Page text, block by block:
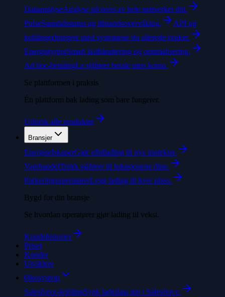
DataanalyseAnalyse på tvers av hele nettverket ditt.
PulseSanntidsstatus og tilstandsovervåking.
API og
koblingerIntegrer med systemene du allerede bruker.
EnergistyringSmart lasthåndtering og optimalisering.
Ad hoc-betalingLa sjåfører betale uten konto.
Se plattformen i praksis
Én plattform bak lading som bare fungerer.
Utforsk alle produkter
Bransjer
EnergiselskaperGjør elbillading til nye inntekter.
VarehandelTrekk sjåfører til lokasjonene dine.
ParkeringsoperatørerLegg lading til hver plass.
Bygd for din bransje
Se hvordan operatører gjør lading til vekst.
Kundehistorier
Priser
Kunder
Utviklere
Økosystem
Salesforce-koblingSynk ladedata inn i Salesforce.